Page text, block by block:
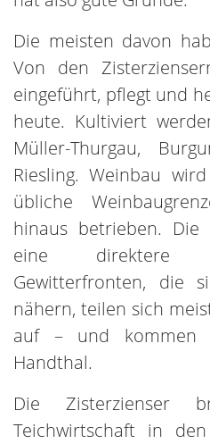
Die meisten davon
Von den
eingeführt, pflegt und
heute. Kultiviert
Müller-Thurgau,
Riesling. Weinbau
übliche
hinaus betrieben. Die
eine direktere
Gewitterfronten, die
nähern, teilen sich
auf – und kommen
Handthal.
Die Zisterzienser
Teichwirtschaft in